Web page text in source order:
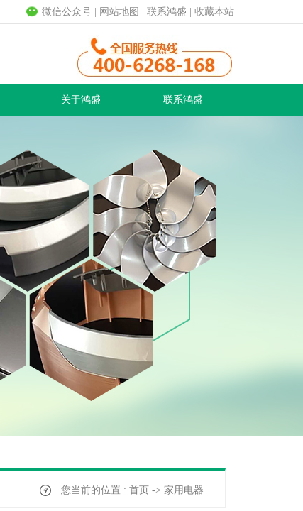
微信公众号 网站地图 联系鸿盛 收藏本站
关于鸿盛 联系鸿盛
您当前的位置 : 首页 -> 家用电器